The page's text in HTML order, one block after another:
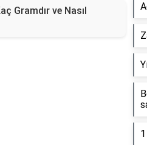
Gramdır ve Nasıl